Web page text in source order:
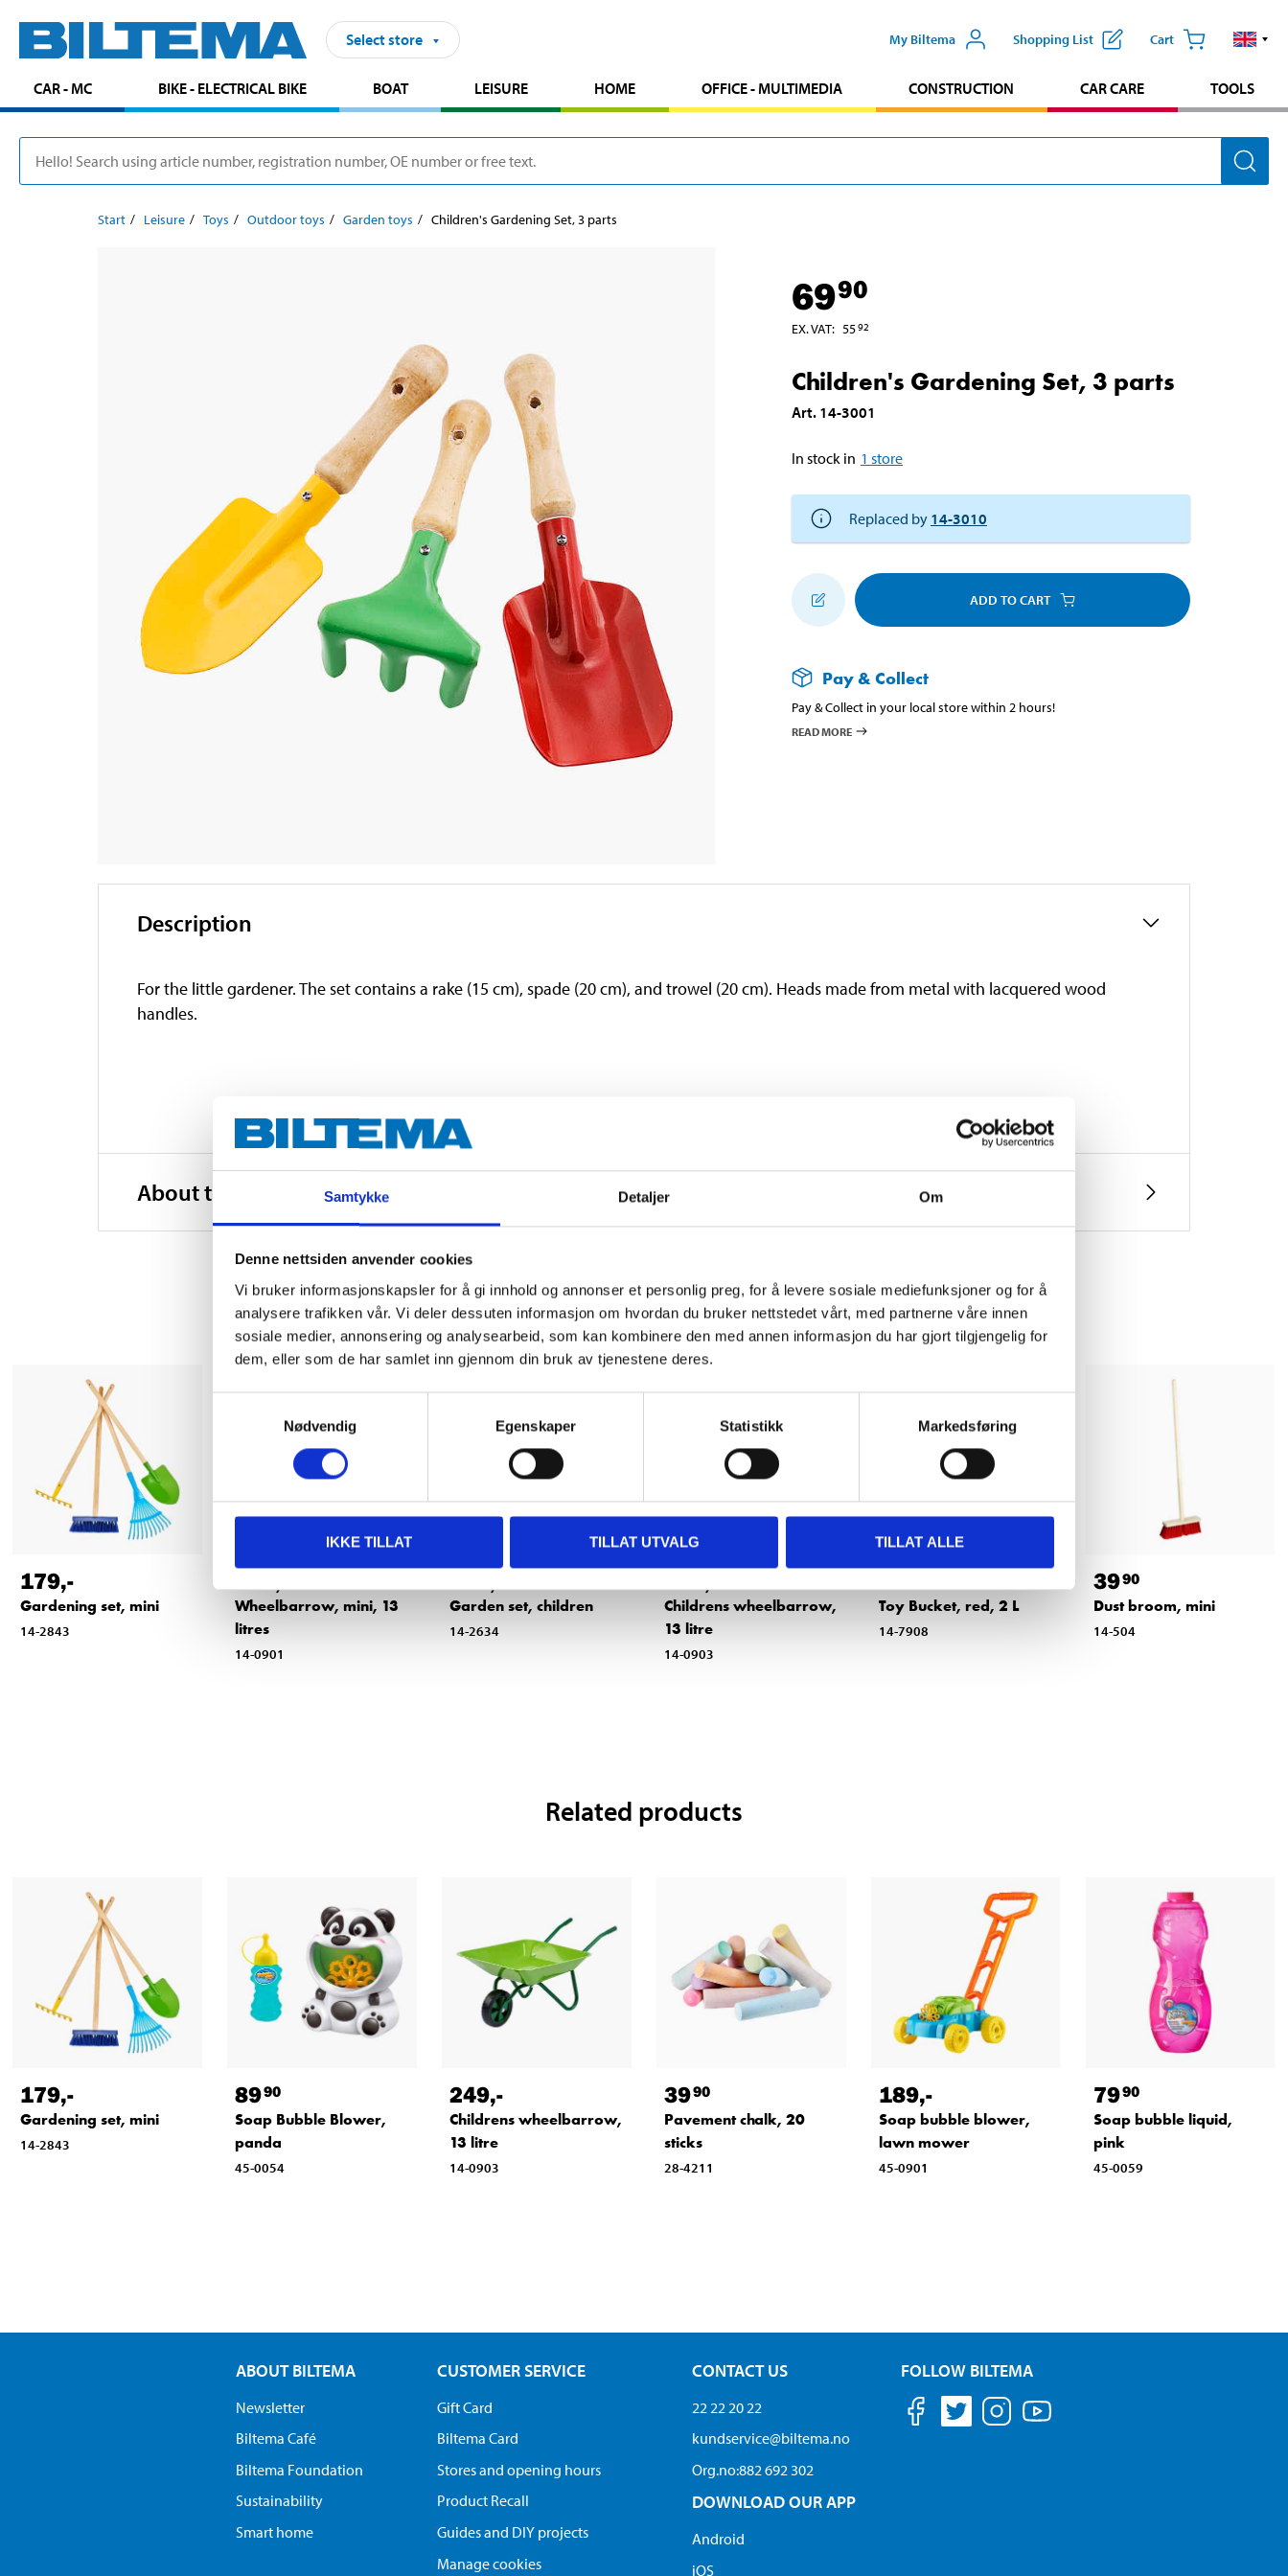
Samtykke Detaljer Om
Denne nettsiden anvender cookies
Vi bruker informasjonskapsler for å gi innhold og annonser et personlig preg, for å levere sosiale mediefunksjoner og for å
analysere trafikken vår. Vi deler dessuten informasjon om hvordan du bruker nettstedet vårt, med partnerne våre innen
sosiale medier, annonsering og analysearbeid, som kan kombinere den med annen informasjon du har gjort tilgjengelig for
dem, eller som de har samlet inn gjennom din bruk av tjenestene deres.
Nødvendig
Egenskaper Statistikk Markedsføring
IKKE TILLAT TILLAT UTVALG TILLAT ALLE
Select store My Biltema Shopping List Cart
CAR - MC BIKE - ELECTRICAL BIKE BOAT LEISURE HOME OFFICE - MULTIMEDIA CONSTRUCTION CAR CARE TOOLS
Start Leisure Toys Outdoor toys Garden toys Children's Gardening Set, 3 parts
6990
EX. VAT: 5592
Children's Gardening Set, 3 parts
Art. 14-3001
In stock in 1 store
Replaced by 14-3010
ADD TO CART
Pay & Collect
Pay & Collect in your local store within 2 hours!
READ MORE
Description
For the little gardener. The set contains a rake (15 cm), spade (20 cm), and trowel (20 cm). Heads made from metal with lacquered wood
handles.
About the manufacturer
Other customers also bought
179,-
Gardening set, mini
14-2843
Wheelbarrow, mini, 13
litres
14-0901
Garden set, children
14-2634
Childrens wheelbarrow,
13 litre
14-0903
Toy Bucket, red, 2 L
14-7908
3990
Dust broom, mini
14-504
Related products
179,-
Gardening set, mini
14-2843
8990
Soap Bubble Blower,
panda
45-0054
249,-
Childrens wheelbarrow,
13 litre
14-0903
3990
Pavement chalk, 20
sticks
28-4211
189,-
Soap bubble blower,
lawn mower
45-0901
7990
Soap bubble liquid,
pink
45-0059
ABOUT BILTEMA
Newsletter
Biltema Café
Biltema Foundation
Sustainability
Smart home
CUSTOMER SERVICE
Gift Card
Biltema Card
Stores and opening hours
Product Recall
Guides and DIY projects
Manage cookies
CONTACT US
22 22 20 22
kundservice@biltema.no
Org.no:882 692 302
DOWNLOAD OUR APP
Android
iOS
FOLLOW BILTEMA